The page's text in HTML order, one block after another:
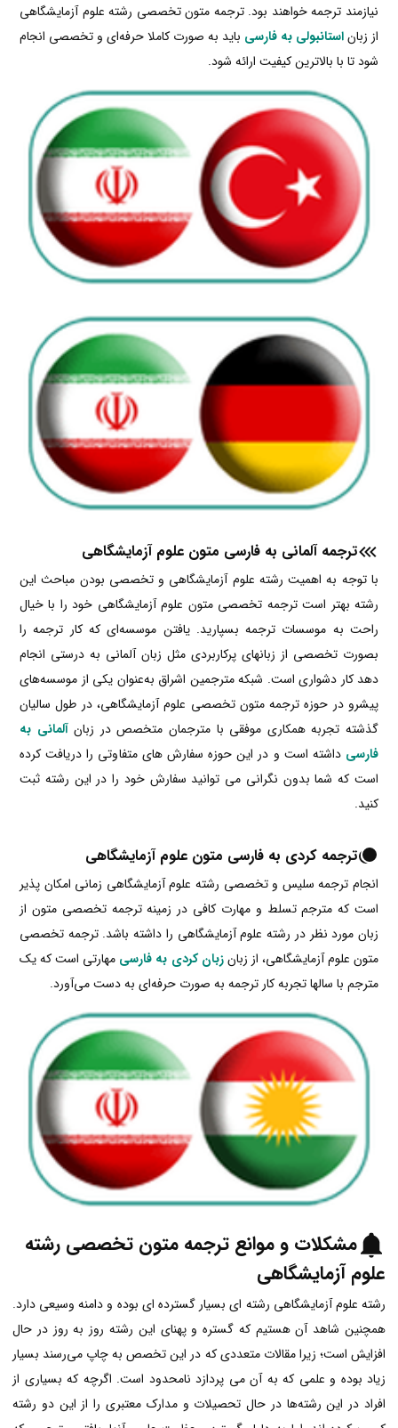
نیازمند ترجمه خواهند بود. ترجمه متون تخصصی رشته علوم آزمایشگاهی
از زباناستانبولی به فارسی باید به صورت کاملا حرفه‌ای و تخصصی انجام
شود تا با بالاترین کیفیت ارائه شود.
ترجمه آلمانی به فارسی متون علوم آزمایشگاهی
با توجه به اهمیت رشته علوم آزمایشگاهی و تخصصی بودن مباحث این
رشته بهتر است ترجمه تخصصی متون علوم آزمایشگاهی خود را با خیال
راحت به موسسات ترجمه بسپارید. یافتن موسسه‌ای که کار ترجمه را
بصورت تخصصی از زبانهای پرکاربردی مثل زبان آلمانی به درستی انجام
دهد کار دشواری است. شبکه مترجمین اشراق به‌عنوان یکی از موسسه‌های
پیشرو در حوزه ترجمه متون تخصصی علوم آزمایشگاهی، در طول سالیان
گذشته تجربه همکاری موفقی با مترجمان متخصص در زبان آلمانی به
فارسی داشته است و در این حوزه سفارش های متفاوتی را دریافت کرده
است که شما بدون نگرانی می توانید سفارش خود را در این رشته ثبت
کنید.
ترجمه کردی به فارسی متون علوم آزمایشگاهی
انجام ترجمه سلیس و تخصصی رشته علوم آزمایشگاهی زمانی امکان پذیر
است که مترجم تسلط و مهارت کافی در زمینه ترجمه تخصصی متون از
زبان مورد نظر در رشته علوم آزمایشگاهی را داشته باشد. ترجمه تخصصی
متون علوم آزمایشگاهی، از زبانزبان کردی به فارسی مهارتی است که یک
مترجم با سالها تجربه کار ترجمه به صورت حرفه‌ای به دست می‌آورد.
مشکلات و موانع ترجمه متون تخصصی رشته
علوم آزمایشگاهی
رشته‌ علوم آزمایشگاهی رشته ای بسیار گسترده ای بوده و دامنه وسیعی دارد.
همچنین شاهد آن هستیم که گستره و پهنای این رشته روز به روز در حال
افزایش است؛ زیرا مقالات متعددی که در این تخصص به چاپ می‌رسند بسیار
زیاد بوده و علمی که به آن می پردازد نامحدود است. اگرچه که بسیاری از
افراد در این رشته‌ها در حال تحصیلات و مدارک معتبری را از این دو رشته